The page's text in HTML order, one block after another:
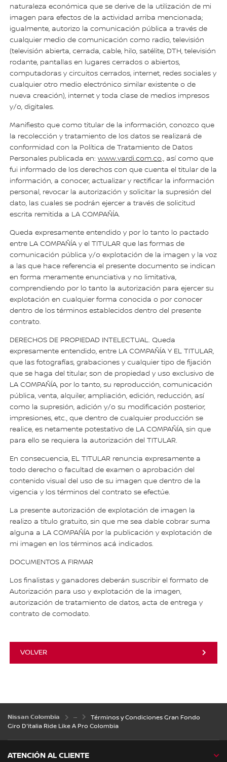
naturaleza económica que se derive de la utilización de mi
imagen para efectos de la actividad arriba mencionada;
igualmente, autorizo la comunicación pública a través de
cualquier medio de comunicación como radio, televisión
(televisión abierta, cerrada, cable, hilo, satélite, DTH, televisión
rodante, pantallas en lugares cerrados o abiertos,
computadoras y circuitos cerrados, internet, redes sociales y
cualquier otro medio electrónico similar existente o de
nueva creación), internet y toda clase de medios impresos
y/o, digitales.
Manifiesto que como titular de la información, conozco que
la recolección y tratamiento de los datos se realizará de
conformidad con la Política de Tratamiento de Datos
Personales publicada en:www.vardi.com.co., así como que
fui informado de los derechos con que cuenta el titular de la
información, a conocer, actualizar y rectificar la información
personal, revocar la autorización y solicitar la supresión del
dato, las cuales se podrán ejercer a través de solicitud
escrita remitida a LA COMPAÑÍA.
Queda expresamente entendido y por lo tanto lo pactado
entre LA COMPAÑÍA y el TITULAR que las formas de
comunicación pública y/o explotación de la imagen y la voz
a las que hace referencia el presente documento se indican
en forma meramente enunciativa y no limitativa,
comprendiendo por lo tanto la autorización para ejercer su
explotación en cualquier forma conocida o por conocer
dentro de los términos establecidos dentro del presente
contrato.
DERECHOS DE PROPIEDAD INTELECTUAL. Queda
expresamente entendido, entre LA COMPAÑÍA Y EL TITULAR,
que las fotografías, grabaciones y cualquier tipo de fijación
que se haga del titular, son de propiedad y uso exclusivo de
LA COMPAÑÍA, por lo tanto, su reproducción, comunicación
pública, venta, alquiler, ampliación, edición, reducción, así
como la supresión, adición y/o su modificación posterior,
impresiones, etc., que dentro de cualquier producción se
realice, es netamente potestativo de LA COMPAÑÍA, sin que
para ello se requiera la autorización del TITULAR.
En consecuencia, EL TITULAR renuncia expresamente a
todo derecho o facultad de examen o aprobación del
contenido visual del uso de su imagen que dentro de la
vigencia y los términos del contrato se efectúe.
La presente autorización de explotación de imagen la
realizo a título gratuito, sin que me sea dable cobrar suma
alguna a LA COMPAÑÍA por la publicación y explotación de
mi imagen en los términos acá indicados.
DOCUMENTOS A FIRMAR
Los finalistas y ganadores deberán suscribir el formato de
Autorización para uso y explotación de la imagen,
autorización de tratamiento de datos, acta de entrega y
contrato de comodato.
VOLVER
Nissan Colombia
Términos y Condiciones Gran Fondo
Giro D'italia Ride Like A Pro Colombia
ATENCIÓN AL CLIENTE